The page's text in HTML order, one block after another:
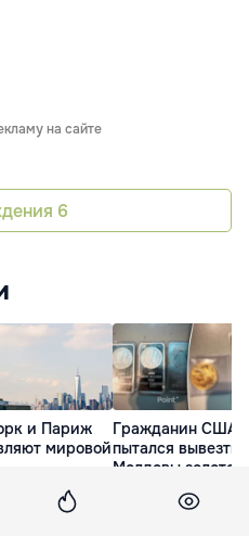
на сайте
6
и Париж
мировой
Гражданин США
пытался вывезти
Молдовы золотой
24 Июл. 12:43